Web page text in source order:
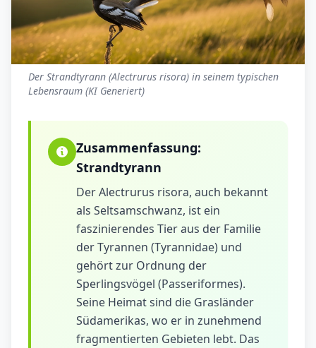
Der Strandtyrann (Alectrurus risora) in seinem typischen
Lebensraum (KI Generiert)
Zusammenfassung:
Strandtyrann
Der Alectrurus risora, auch bekannt
als Seltsamschwanz, ist ein
faszinierendes Tier aus der Familie
der Tyrannen (Tyrannidae) und
gehört zur Ordnung der
Sperlingsvögel (Passeriformes).
Seine Heimat sind die Grasländer
Südamerikas, wo er in zunehmend
fragmentierten Gebieten lebt. Das